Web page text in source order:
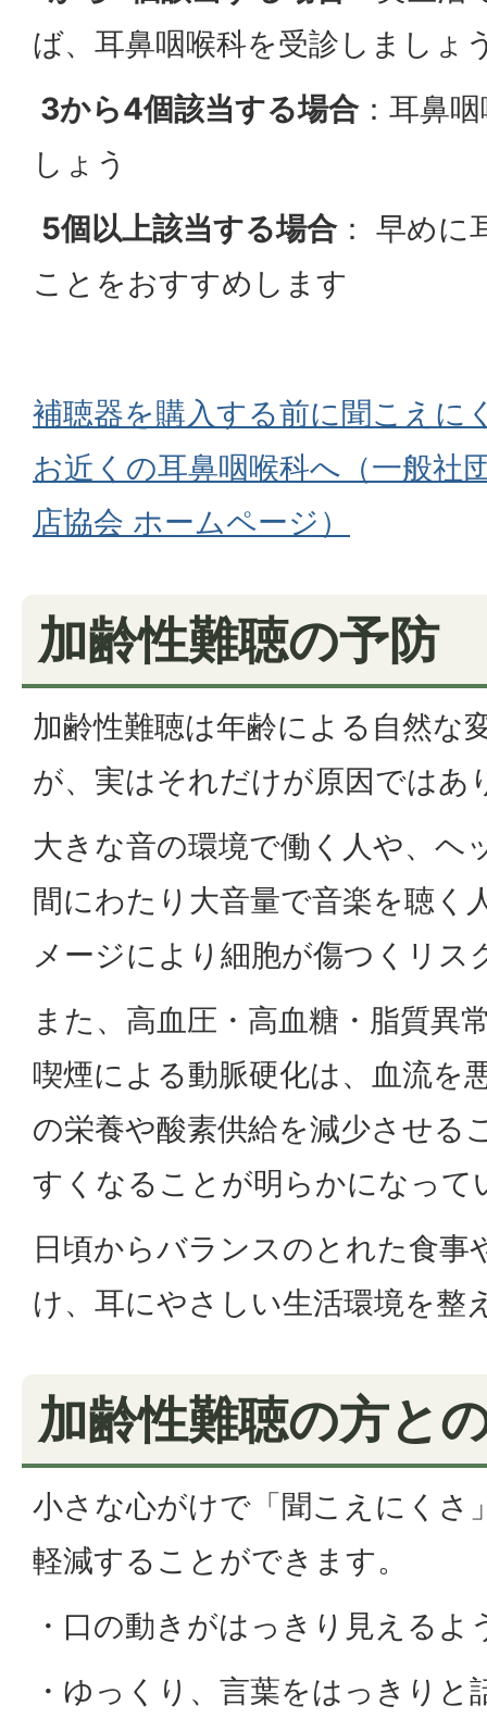
ば、耳鼻咽喉科を受診しましょ
3から4個該当する場合：耳鼻
しょう
5個以上該当する場合： 早めに
ことをおすすめします
補聴器を購入する前に聞こえに
お近くの耳鼻咽喉科へ（一般社
店協会 ホームページ）
加齢性難聴の予防
加齢性難聴は年齢による自然な
が、実はそれだけが原因ではあ
大きな音の環境で働く人や、ヘ
間にわたり大音量で音楽を聴く
メージにより細胞が傷つくリス
また、高血圧・高血糖・脂質異
喫煙による動脈硬化は、血流を
の栄養や酸素供給を減少させる
すくなることが明らかになって
日頃からバランスのとれた食事
け、耳にやさしい生活環境を整
加齢性難聴の方と
小さな心がけで「聞こえにくさ
軽減することができます。
・口の動きがはっきり見える
・ゆっくり、言葉をはっきりと